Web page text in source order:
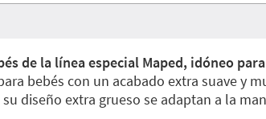
de la línea especial Maped, idóneo
bebés con un acabado extra suave y
su diseño extra grueso se adaptan a la